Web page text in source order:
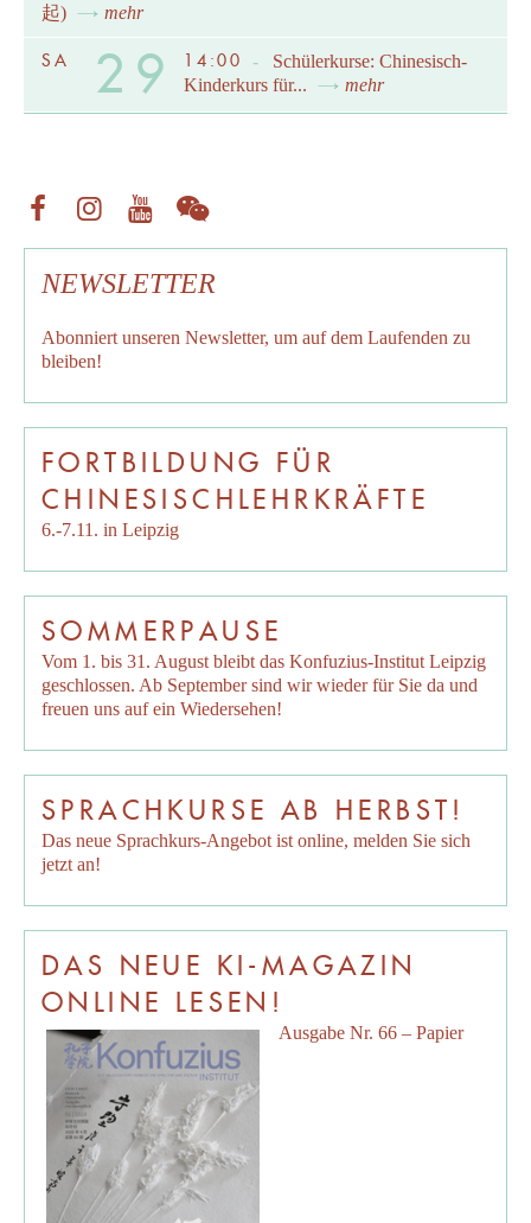
起)
mehr
SA 29 14:00 -
Schülerkurse: Chinesisch-
Kinderkurs für...
mehr
NEWSLETTER
Abonniert unseren Newsletter, um auf dem Laufenden zu
bleiben!
FORTBILDUNG FÜR
CHINESISCHLEHRKRÄFTE
6.-7.11. in Leipzig
SOMMERPAUSE
Vom 1. bis 31. August bleibt das Konfuzius-Institut Leipzig
geschlossen. Ab September sind wir wieder für Sie da und
freuen uns auf ein Wiedersehen!
SPRACHKURSE AB HERBST!
Das neue Sprachkurs-Angebot ist online, melden Sie sich
jetzt an!
DAS NEUE KI-MAGAZIN
ONLINE LESEN!
Ausgabe Nr. 66 – Papier